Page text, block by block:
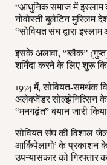
“आधुनिक समाज में इस्लाम
नोवोस्ती बुलेटिन मुस्लिम
“सोवियत संघ द्वारा
इसके अलावा, “ब्लैक”
शर्मिंदा करने के लिए शुरू
1974 में, सोवियत-समर्थक
अलेक्जेंडर सोल्झेनित्सिन
“मनगढ़ंत” बयान जारी
सोवियत संघ की विशाल
आर्किपेलागो’ के
उपन्यासकार को गिरफ्तार